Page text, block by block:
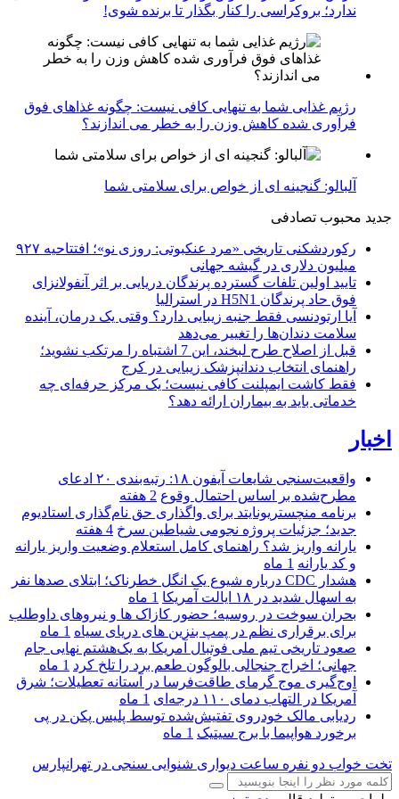
ندارد؛ بروکراسی را کنار بگذار تا برنده شوی!
رژیم غذایی شما به تنهایی کافی نیست: چگونه غذاهای فوق
فرآوری شده کاهش وزن را به خطر می اندازند؟
آلبالو: گنجینه ای از خواص برای سلامتی شما
جدید محبوب تصادفی
رکوردشکنی تاریخی «مرد عنکبوتی: روزی نو»؛ افتتاحیه ۹۲۷
میلیون دلاری در گیشه جهانی
تایید اولین تلفات گسترده پرندگان دریایی بر اثر آنفولانزای
فوق حاد پرندگان H5N1 در استرالیا
آیا ارتودنسی فقط جنبه زیبایی دارد؟ وقتی یک درمان، آینده
سلامت دندان‌ها را تغییر می‌دهد
قبل از اصلاح طرح لبخند، این 7 اشتباه را مرتکب نشوید؛
راهنمای انتخاب دندانپزشک زیبایی در کرج
فقط کاشت ایمپلنت کافی نیست؛ یک مرکز حرفه‌ای چه
خدماتی باید به بیماران ارائه دهد؟
اخبار
واقعیت‌سنجی شایعات آیفون ۱۸: رتبه‌بندی ۲۰ ادعای
مطرح‌شده بر اساس احتمال وقوع 2 هفته
برنامه منچستریونایتد برای واگذاری حق نام‌گذاری استادیوم
جدید؛ جزئیات پروژه نجومی شیاطین سرخ 4 هفته
یارانه واریز شد؟ راهنمای کامل استعلام وضعیت واریز یارانه
و کد یارانه 1 ماه
هشدار CDC درباره شیوع یک انگل خطرناک؛ ابتلای صدها نفر
به اسهال شدید در ۱۸ ایالت آمریکا
1 ماه
بحران سوخت در روسیه؛ حضور کازاک‌ ها و نیروهای داوطلب
برای برقراری نظم در پمپ بنزین‌ های دریای سیاه 1 ماه
صعود تاریخی تیم ملی فوتبال آمریکا به یک‌هشتم نهایی جام
جهانی؛ اخراج جنجالی بالوگون طعم برد را تلخ کرد 1 ماه
اوج‌گیری موج گرمای طاقت‌فرسا در آستانه تعطیلات؛ شرق
آمریکا در التهاب دمای ۱۱۰ درجه‌ای
1 ماه
ردیابی مالک خودروی تفتیش‌شده توسط پلیس پکن در پی
برخورد هواپیما با برج سیتیک 1 ماه
تخت خواب دو نفره ساعت دیواری شنوایی سنجی در تهرانپارس